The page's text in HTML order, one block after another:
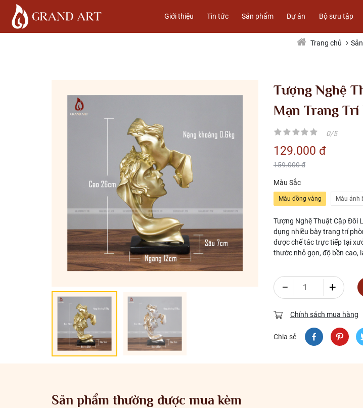
Giới thiệu Tin tức Sản phẩm Dự án Bộ sưu tập
Trang chủ
Tượng Nghệ
Mạn Trang Trí
0/5
129.000 đ
159.000 đ
Màu Sắc
Màu đồng vàng Màu ánh
Tượng Nghệ Thuật Cặp Đôi
dụng nhiều bày trang trí
được chế tác trực tiếp tại
thước nhỏ gọn, độ bền cao,
− +
Chính sách mua hàng
Chia sẻ
Sản phẩm thường được mua kèm